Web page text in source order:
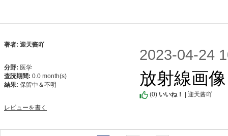
著者: 迎天酱吖
分野: 医学
査読期間: 0.0 month(s)
結果: 保留中＆不明
レビューを書く
2023-04-24
放射線画
(0) いいね！ | 迎天酱吖